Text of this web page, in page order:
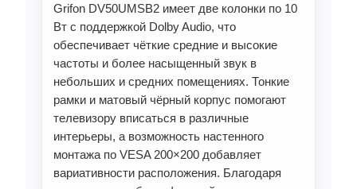
Grifon DV50UMSB2 имеет две колонки по 10
Вт с поддержкой Dolby Audio, что
обеспечивает чёткие средние и высокие
частоты и более насыщенный звук в
небольших и средних помещениях. Тонкие
рамки и матовый чёрный корпус помогают
телевизору вписаться в различные
интерьеры, а возможность настенного
монтажа по VESA 200×200 добавляет
вариативности расположения. Благодаря